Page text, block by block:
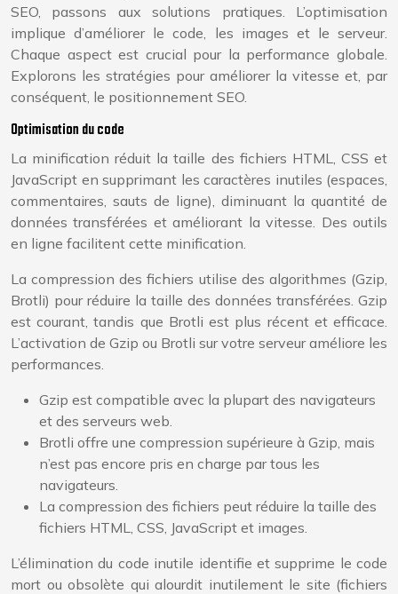
SEO, passons aux solutions pratiques. L’optimisation
implique d’améliorer le code, les images et le serveur.
Chaque aspect est crucial pour la performance globale.
Explorons les stratégies pour améliorer la vitesse et, par
conséquent, le positionnement SEO.
Optimisation du code
La minification réduit la taille des fichiers HTML, CSS et
JavaScript en supprimant les caractères inutiles (espaces,
commentaires, sauts de ligne), diminuant la quantité de
données transférées et améliorant la vitesse. Des outils
en ligne facilitent cette minification.
La compression des fichiers utilise des algorithmes (Gzip,
Brotli) pour réduire la taille des données transférées. Gzip
est courant, tandis que Brotli est plus récent et efficace.
L’activation de Gzip ou Brotli sur votre serveur améliore les
performances.
Gzip est compatible avec la plupart des navigateurs
et des serveurs web.
Brotli offre une compression supérieure à Gzip, mais
n’est pas encore pris en charge par tous les
navigateurs.
La compression des fichiers peut réduire la taille des
fichiers HTML, CSS, JavaScript et images.
L’élimination du code inutile identifie et supprime le code
mort ou obsolète qui alourdit inutilement le site (fichiers